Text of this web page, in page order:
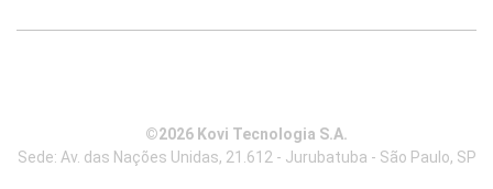
©2026 Kovi Tecnologia S.A.
Sede: Av. das Nações Unidas, 21.612 - Jurubatuba - São Paulo, SP